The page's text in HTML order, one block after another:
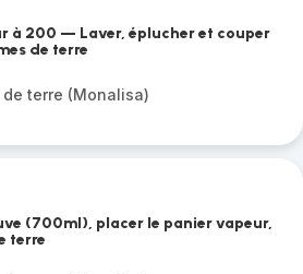
à 200 — Laver, éplucher et couper
de terre
de terre (Monalisa)
(700ml), placer le panier vapeur,
terre